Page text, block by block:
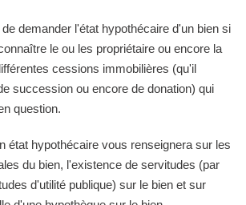
demander l'état hypothécaire d'un bien si
le ou les propriétaire ou encore la
cessions immobilières (qu'il
succession ou encore de donation) qui
question.
état hypothécaire vous renseignera sur les
du bien, l'existence de servitudes (par
d'utilité publique) sur le bien et sur